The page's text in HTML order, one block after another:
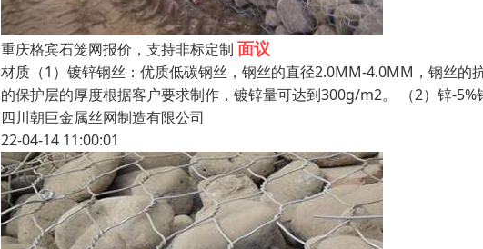
重庆格宾石笼网报价，支持非标定制 面议
材质（1）镀锌钢丝：优质低碳钢丝，钢丝的直径2.0MM-4.0MM，钢丝
的保护层的厚度根据客户要求制作，镀锌量可达到300g/m2。 （2）锌-5%
四川朝巨金属丝网制造有限公司
22-04-14 11:00:01